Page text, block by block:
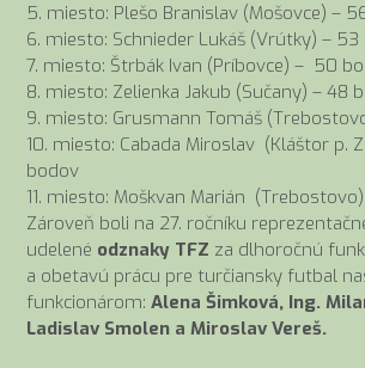
5. miesto: Plešo Branislav (Mošovce) –
6. miesto: Schnieder Lukáš (Vrútky) –
7. miesto: Štrbák Ivan (Príbovce) – 50
8. miesto: Zelienka Jakub (Sučany) – 48
9. miesto: Grusmann Tomáš
10. miesto: Cabada Miroslav (Kláštor p.
bodov
11. miesto: Moškvan Marián
Zároveň boli na 27. ročníku
udelené odznaky TFZ za dlhoročnú
a obetavú prácu pre turčiansky futbal
funkcionárom: Alena Šimková, Ing.
Ladislav Smolen a Miroslav Vereš.